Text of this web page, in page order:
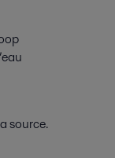
source.